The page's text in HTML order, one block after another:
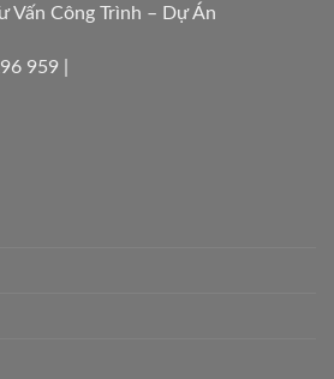
Công Trình – Dự Án
959 |